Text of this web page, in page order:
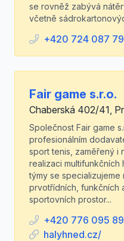
se rovněž zabývá
včetně
+420 724 087
Fair game s.r.o.
Chaberská 402/41,
Společnost Fair game
profesionálním
sport tenis, zaměřený i
realizaci multifunkčních
týmy se specializujeme
prvotřídních, funkčních
sportovních prostor...
+420 776 095
halyhned.cz/